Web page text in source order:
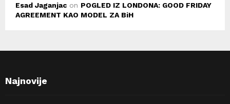
Esad Jaganjac on POGLED IZ LONDONA: GOOD FRIDAY
AGREEMENT KAO MODEL ZA BiH
Najnovije